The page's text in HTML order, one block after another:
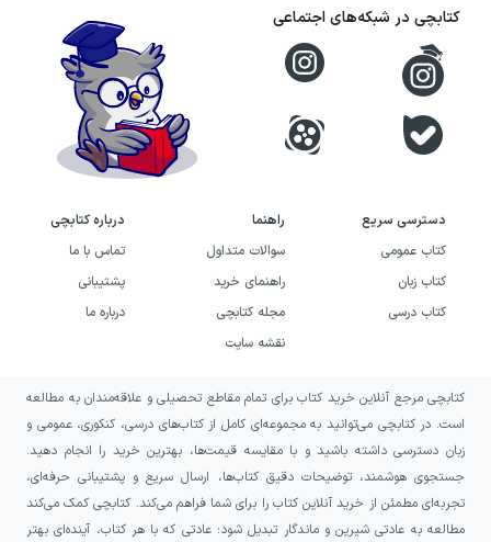
استاد امید شیری‌نژاد، فارغ‌التحصیل رشتهٔ مهندسی
عمران از دانشگاه شهید بهشتی، به‌عنوان مدرس برجسته
در معتبرترین مدارس تهران از جمله اندیشه و خرد، بهار
علم‌آموزان، شایستگان، سما، دکتر حسابی، شاهد و
مهرنامی و نیز در بهترین آموزشگاه‌های حضوری کشور
مانند هدف تهران، تارا کرمانشاه و گاج فعالیت کرده و
در کنار آن مدرس دوره‌های آنلاین پرمخاطب (هدف،
کیا آکادمی و…) نیز هست.
ایشان مولف چند عنوان کتاب آموزشی از جمله «ریاضی
(گاج)، سری کتاب‌های «هشتگ کنکور» (کاگو) و اولین
کتاب موضوعی «لم، توابع، معادلات و لگاریتم»
(دست‌نویس) می‌باشند؛ علاوه بر این در طراحی
آزمون‌های آزمایشی سراسری و کشوری مانند قلم‌چی، آلا،
دسترسی سریع
کتاب عمومی
کتاب زبان
کتاب درسی
راهنما
سوالات متداول
راهنمای خرید
مجله کتابچی
نقشه سایت
درباره کتابچی
تماس با ما
پشتیبانی
درباره ما
کتابچی در شبکه‌های اجتماعی
کتابچی مرجع آنلاین خرید کتاب برای تمام مقاطع تحصیلی و علاقه‌مندان به مطالعه
است. در کتابچی می‌توانید به مجموعه‌ای کامل از کتاب‌های درسی، کنکوری، عمومی و
زبان دسترسی داشته باشید و با مقایسه قیمت‌ها، بهترین خرید را انجام دهید.
جستجوی هوشمند، توضیحات دقیق کتاب‌ها، ارسال سریع و پشتیبانی حرفه‌ای،
تجربه‌ای مطمئن از خرید آنلاین کتاب را برای شما فراهم می‌کند. کتابچی کمک می‌کند
مطالعه به عادتی شیرین و ماندگار تبدیل شود؛ عادتی که با هر کتاب، آینده‌ای بهتر